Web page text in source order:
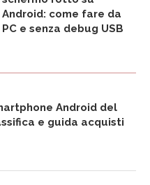
Android: come fare da
PC e senza debug USB
Android del
e guida acquisti